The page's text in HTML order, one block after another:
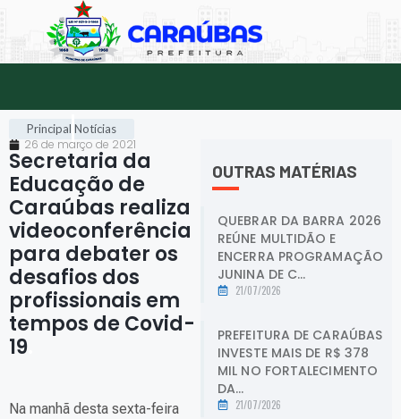
Principal Notícias
26 de março de 2021
Secretaria da
Educação de
Caraúbas realiza
videoconferência
para debater os
desafios dos
profissionais em
tempos de Covid-
19
Na manhã desta sexta-feira
OUTRAS MATÉRIAS
QUEBRAR DA BARRA 2026
REÚNE MULTIDÃO E
ENCERRA PROGRAMAÇÃO
JUNINA DE C...
21/07/2026
PREFEITURA DE CARAÚBAS
INVESTE MAIS DE R$ 378
MIL NO FORTALECIMENTO
DA...
21/07/2026